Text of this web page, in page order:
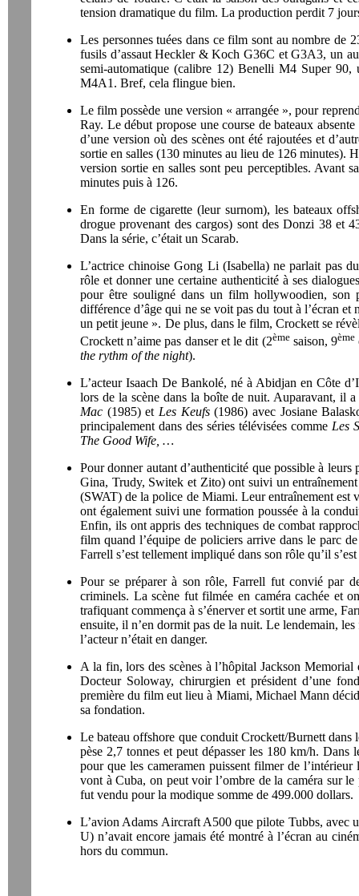
tension dramatique du film. La production perdit 7
Les personnes tuées dans ce film sont au nombre de
fusils d’assaut Heckler & Koch G36C et G3A3, un
semi-automatique (calibre 12) Benelli M4 Super
M4A1. Bref, cela flingue bien.
Le film possède une version « arrangée », pour
Ray. Le début propose une course de bateaux
d’une version où des scènes ont été rajoutées et
sortie en salles (130 minutes au lieu de 126 minutes).
version sortie en salles sont peu perceptibles. Avant
minutes puis à 126.
En forme de cigarette (leur surnom), les bateaux
drogue provenant des cargos) sont des Donzi 38 et
Dans la série, c’était un Scarab.
L’actrice chinoise Gong Li (Isabella) ne parlait pas
rôle et donner une certaine authenticité à ses
pour être souligné dans un film hollywoodien, son
différence d’âge qui ne se voit pas du tout à l’écran
un petit jeune ». De plus, dans le film, Crockett se
Crockett n’aime pas danser et le dit (2èmesaison, 9ème
the rythm of the night).
L’acteur Isaach De Bankolé, né à Abidjan en Côte
lors de la scène dans la boîte de nuit. Auparavant, il
Mac (1985) et Les Keufs(1986) avec Josiane
principalement dans des séries télévisées comme Les
The Good Wife, …
Pour donner autant d’authenticité que possible à
Gina, Trudy, Switek et Zito) ont suivi un entraînement
(SWAT) de la police de Miami. Leur entraînement
ont également suivi une formation poussée à la
Enfin, ils ont appris des techniques de combat
film quand l’équipe de policiers arrive dans le parc
Farrell s’est tellement impliqué dans son rôle qu’il
Pour se préparer à son rôle, Farrell fut convié par
criminels. La scène fut filmée en caméra cachée et
trafiquant commença à s’énerver et sortit une arme,
ensuite, il n’en dormit pas de la nuit. Le lendemain,
l’acteur n’était en danger.
A la fin, lors des scènes à l’hôpital Jackson
Docteur Soloway, chirurgien et président d’une
première du film eut lieu à Miami, Michael Mann
sa fondation.
Le bateau offshore que conduit Crockett/Burnett
pèse 2,7 tonnes et peut dépasser les 180 km/h. Dans
pour que les cameramen puissent filmer de
vont à Cuba, on peut voir l’ombre de la caméra sur
fut vendu pour la modique somme de 499.000 dollars.
L’avion Adams Aircraft A500 que pilote Tubbs, avec
U) n’avait encore jamais été montré à l’écran au
hors du commun.